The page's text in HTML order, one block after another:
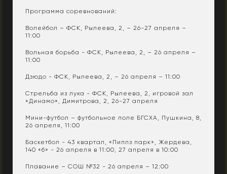
Программа соревнований:
Волейбол – ФСК, Рылеева, 2, – 26-27 апреля –
11:00
Вольная борьба - ФСК, Рылеева, 2, – 26 апреля –
11:00
Дзюдо - ФСК, Рылеева, 2, – 26 апреля – 11:00
Стрельба из лука - ФСК, Рылеева, 2, игровой зал
«Динамо», Димитрова, 2, 26-27 апреля
Мини-футбол – футбольное поле БГСХА, Пушкина, 8,
26 апреля, 11:00
Баскетбол - 43 квартал, «Пиплз парк», Жердева,
140 «б» - 26 апреля в 11:00, 27 апреля в 10:00
Плавание – СОШ №32 - 26 апреля – 12:00